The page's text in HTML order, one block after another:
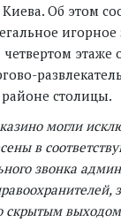
Об этом
этаже
столицы.
могли
в
звонка
скрытым